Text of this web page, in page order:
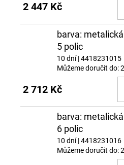
2 447 Kč
barva:
5 polic
10 dní| 4418231015
Můžeme doručit do:
2 712 Kč
barva:
6 polic
10 dní| 4418231016
Můžeme doručit do: